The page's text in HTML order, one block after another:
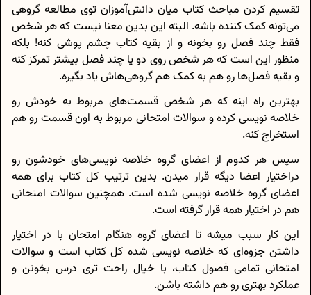
تقسیم کردن مباحث کتاب میان دانش‌آموزان توی مطالعه گروهی
می‌تونه کمک کننده باشه. البته این بدین معنا نیست که هر شخص
فقط چند فصل رو بخونه و از بقیه کتاب چشم پوشی کنه! بلکه
منظور این است که هر شخص روی دو یا چند فصل بیشتر تمرکز‌ ‌کنه
و بقیه فصل‌ها رو هم به کمک هم گروهی‌هاش یاد بگیره.
بهترین راه اینه که هر شخص قسمت‌های مربوط به خودش رو
خلاصه نویسی کرده و سوالات امتحانی مربوط به اون قسمت رو هم
استخراج کنه.
سپس هر کدوم از اعضای گروه خلاصه نویسی‌های خودشون رو
دراختیار اعضا دیگه قرار میدن. بدین ترتیب کل کتاب برای همه
اعضای گروه خلاصه نویسی شده است. همچنین سوالات امتحانی
هم در اختیار همه قرار گرفته است.
این کار سبب میشه تا اعضای گروه هنگام امتحان با در اختیار
داشتن جزوه‌ای که خلاصه نویسی شده کل کتاب است و سوالات
امتحانی تمامی فصول کتاب، با خیال راحت تری درس بخونن و
عملکرد بهتری رو هم داشته باشن.